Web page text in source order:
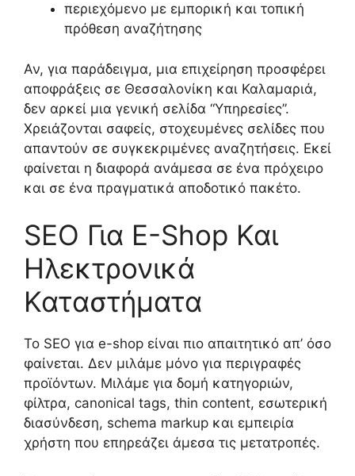
περιεχόμενο με εμπορική και τοπική
πρόθεση αναζήτησης
Αν, για παράδειγμα, μια επιχείρηση προσφέρει
αποφράξεις σε Θεσσαλονίκη και Καλαμαριά,
δεν αρκεί μια γενική σελίδα “Υπηρεσίες”.
Χρειάζονται σαφείς, στοχευμένες σελίδες που
απαντούν σε συγκεκριμένες αναζητήσεις. Εκεί
φαίνεται η διαφορά ανάμεσα σε ένα πρόχειρο
και σε ένα πραγματικά αποδοτικό πακέτο.
SEO Για E-Shop Και
Ηλεκτρονικά
Καταστήματα
Το SEO για e-shop είναι πιο απαιτητικό απ’ όσο
φαίνεται. Δεν μιλάμε μόνο για περιγραφές
προϊόντων. Μιλάμε για δομή κατηγοριών,
φίλτρα, canonical tags, thin content, εσωτερική
διασύνδεση, schema markup και εμπειρία
χρήστη που επηρεάζει άμεσα τις μετατροπές.